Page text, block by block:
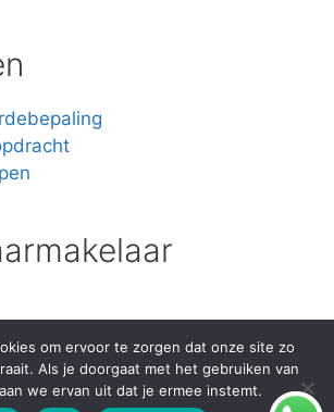
om ervoor te zorgen dat onze site zo
Als je doorgaat met het gebruiken van
we ervan uit dat je ermee instemt.